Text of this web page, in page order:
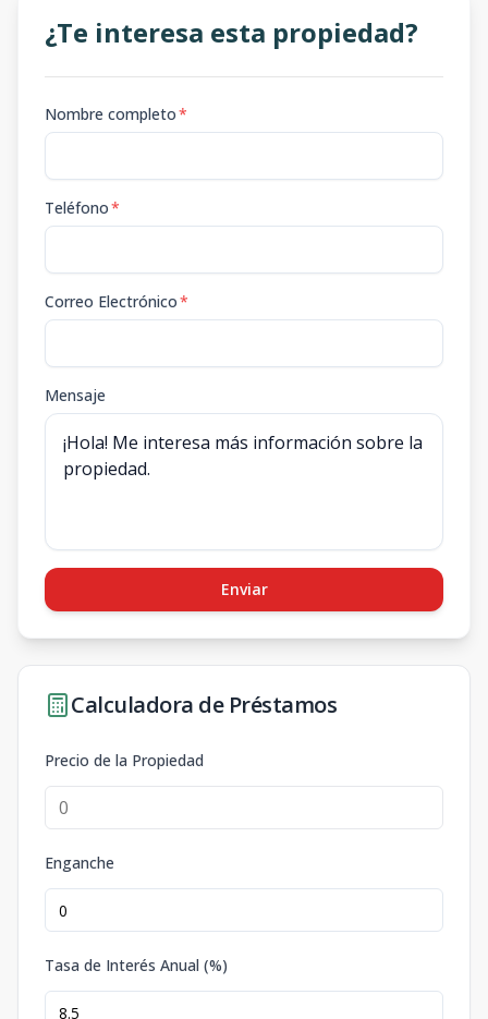
¿Te interesa esta propiedad?
Nombre completo*
Teléfono*
Correo Electrónico*
Mensaje
Enviar
Calculadora de Préstamos
Precio de la Propiedad
Enganche
Tasa de Interés Anual (%)